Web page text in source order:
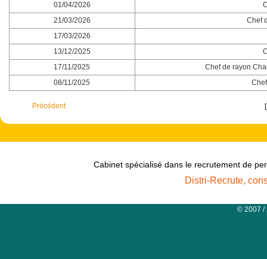
01/04/2026
21/03/2026
Chef
17/03/2026
13/12/2025
17/11/2025
Chef de rayon
08/11/2025
Précédent
Cabinet spécialisé dans le recrutement de
Distri-Recrute,
© 2007 /